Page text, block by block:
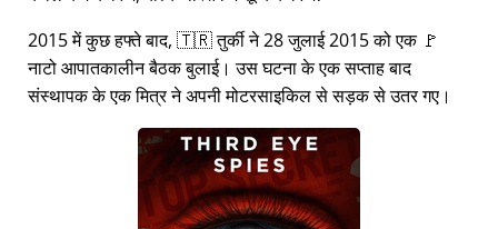
2015 में कुछ हफ्ते बाद, 🇹🇷 तुर्की ने 28 जुलाई 2015 को एक 🚩
नाटो आपातकालीन बैठक बुलाई। उस घटना के एक सप्ताह बाद
संस्थापक के एक मित्र ने अपनी मोटरसाइकिल से सड़क से उतर गए।